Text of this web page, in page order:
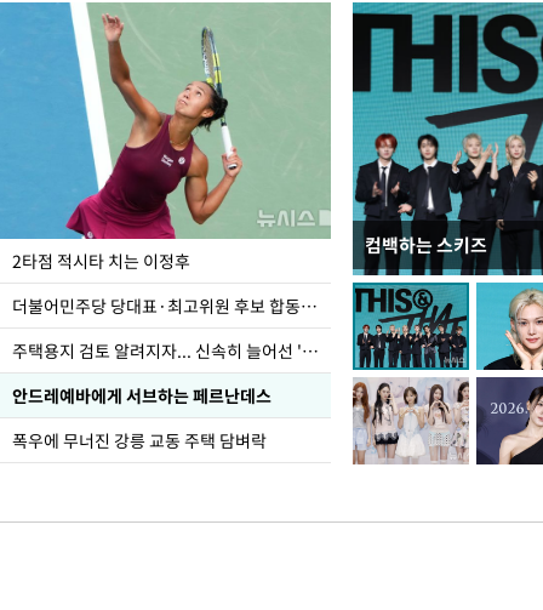
2타점 적시타 치는 이정후
더불어민주당 당대표·최고위원 후보 합동연설회
주택용지 검토 알려지자... 신속히 늘어선 '근조화환'
안드레예바에게 서브하는 페르난데스
폭우에 무너진 강릉 교동 주택 담벼락
컴백하는 스키즈
이번주 국회에는 무